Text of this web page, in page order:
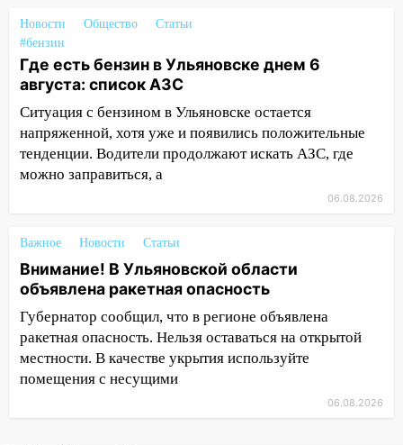
05:00
«Каждая пятая женщина и каждый
второй мужчина в мире сталкиваются с
алопецией»: врач рассказал, чем может
быть вызвано облысение и как с этим
справиться
03:30 Гороскоп на 7 августа: пятница
принесет прилив творческой энергии и
отличные шансы исправить старые
23:20
Прогноз погоды на 7 августа в
Ульяновской области
20:04 Ульяновцев приглашают на забег,
посвящённый Дню воздушного флота
России
19:12 В Ульяновской области
руководителя частной компании
наказали за сокрытие прошлого своего
Новости Общество
Статьи
#бензин
Где есть бензин в Ульяновске днем 6
августа: список АЗС
Ситуация с бензином в Ульяновске остается
напряженной, хотя уже и появились положительные
тенденции. Водители продолжают искать АЗС, где
можно заправиться, а
06.08.2026
Важное Новости Статьи
Внимание! В Ульяновской области
объявлена ракетная опасность
Губернатор сообщил, что в регионе объявлена
ракетная опасность. Нельзя оставаться на открытой
местности. В качестве укрытия используйте
помещения с несущими
06.08.2026